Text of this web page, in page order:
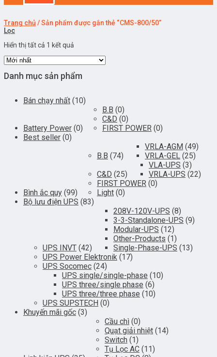
Trang chủ /Sản phẩm được gắn thẻ “CMS-800/50”
Lọc
Hiển thị tất cả 1 kết quả
Danh mục sản phẩm
Bán chạy nhất (10)
Battery Power (0)
B.B (0)
C&D (0)
FIRST POWER (0)
Best seller (0)
Bình ắc quy (99)
B.B (74)
VRLA-AGM (49)
VRLA-GEL (25)
C&D (25)
VLA-UPS (3)
VRLA-UPS (22)
FIRST POWER (0)
Light (0)
Bộ lưu điện UPS (83)
UPS INVT (42)
208V-120V-UPS (8)
3-3-Standalone-UPS (9)
Modular-UPS (12)
Other-Products (1)
Single-Phase-UPS (13)
UPS Power Elektronik (17)
UPS Socomec (24)
UPS single/single-phase (10)
UPS three/single phase (6)
UPS three/three phase (10)
UPS SUPSTECH (0)
Khuyến mãi gốc (3)
Cầu chì (0)
Quạt giải nhiệt (14)
Switch (1)
Tụ Lọc AC (11)